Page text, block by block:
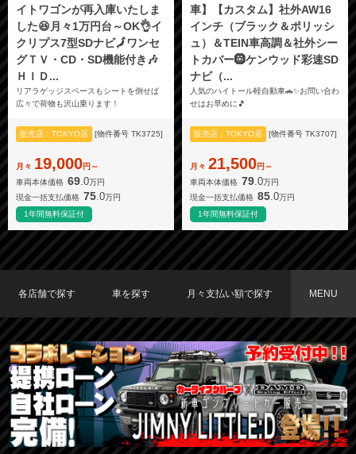
イトワゴンが再入庫いたしま
した😆月々1万円台～OK👌イ
クリプス7型SDナビ🗾ワンセ
グＴＶ・CD・SD機能付き🎶
ＨＩＤ...
リアラゲッジスペースもシートを倒せば
広々で荷物も沢山乗ります！
販売店：TOKYO店 [物件番号 TK3725]
月々 19,000円～
車両本体価格 69.0万円
現金一括支払価格 75 .0万円
1年間無料保証付
車】【カスタム】社外AW16
インチ（ブラック＆ポリッシ
ュ）＆TEIN車高調＆社外シー
トカバー🛞ケンウッド彩速SD
ナビ（...
人気のハイトール軽自動車🚗✨お問い合わ
せはお早めに🎵
販売店：TOKYO店 [物件番号 TK3707]
月々 21,500円～
車両本体価格 79.0万円
現金一括支払価格 85 .0万円
1年間無料保証付
各店舗で探す
TOKYO店在庫車両
大阪店在庫車両
福岡店在庫車両
車を探す
車種で探す
メーカーで探す
月々支払い額で探す
〜19,999円
20,000円〜29,999円
30,000円〜39,999円
40,000円〜49,999円
50,000円〜
MENU